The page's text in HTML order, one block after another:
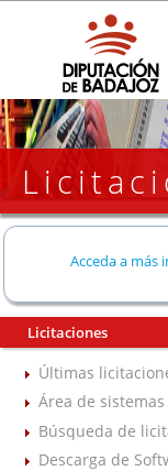
Acceda a más
Licitaciones
Últimas
Área de
Búsqueda de
Descarga de